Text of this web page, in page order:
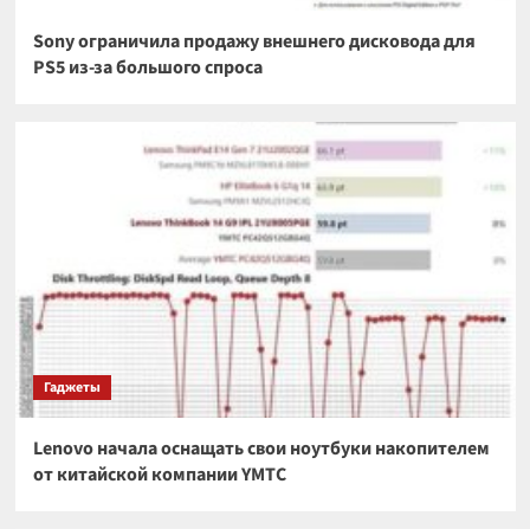
Sony ограничила продажу внешнего дисковода для
PS5 из-за большого спроса
Гаджеты
Lenovo начала оснащать свои ноутбуки накопителем
от китайской компании YMTC